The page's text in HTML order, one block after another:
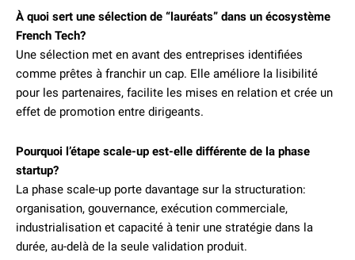
À quoi sert une sélection de “lauréats” dans un écosystème
French Tech?
Une sélection met en avant des entreprises identifiées
comme prêtes à franchir un cap. Elle améliore la lisibilité
pour les partenaires, facilite les mises en relation et crée un
effet de promotion entre dirigeants.
Pourquoi l’étape scale-up est-elle différente de la phase
startup?
La phase scale-up porte davantage sur la structuration:
organisation, gouvernance, exécution commerciale,
industrialisation et capacité à tenir une stratégie dans la
durée, au-delà de la seule validation produit.